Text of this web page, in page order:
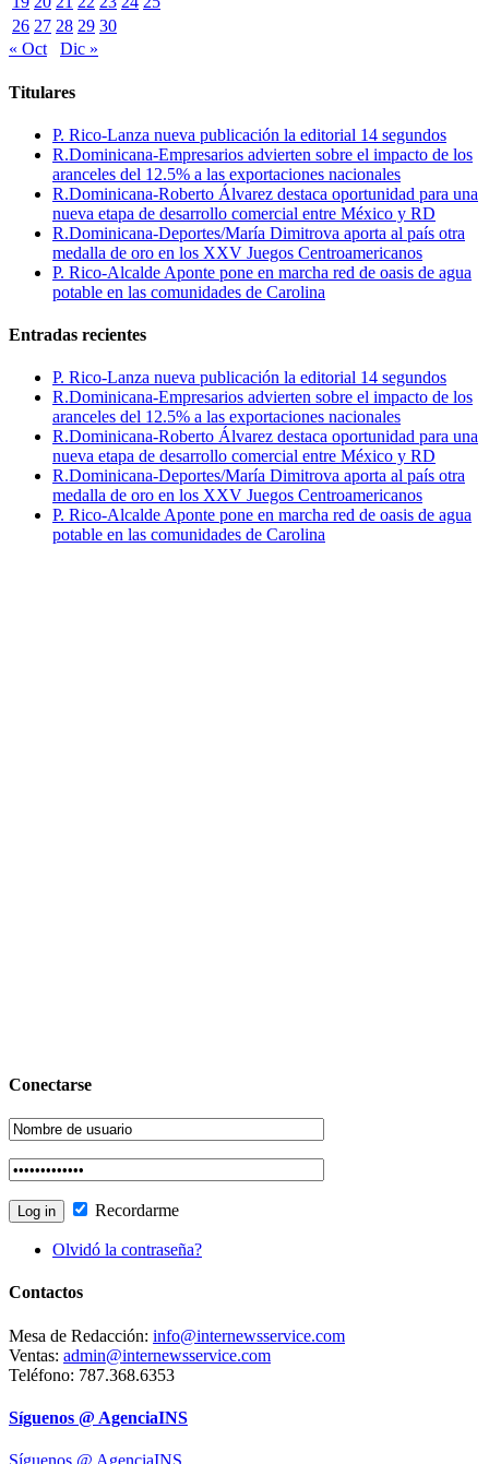
26 27 28 29 30
« Oct
Dic »
Titulares
P. Rico-Lanza nueva publicación la editorial 14 segundos
R.Dominicana-Empresarios advierten sobre el impacto de los
aranceles del 12.5% a las exportaciones nacionales
R.Dominicana-Roberto Álvarez destaca oportunidad para una
nueva etapa de desarrollo comercial entre México y RD
R.Dominicana-Deportes/María Dimitrova aporta al país otra
medalla de oro en los XXV Juegos Centroamericanos
P. Rico-Alcalde Aponte pone en marcha red de oasis de agua
potable en las comunidades de Carolina
Entradas recientes
P. Rico-Lanza nueva publicación la editorial 14 segundos
R.Dominicana-Empresarios advierten sobre el impacto de los
aranceles del 12.5% a las exportaciones nacionales
R.Dominicana-Roberto Álvarez destaca oportunidad para una
nueva etapa de desarrollo comercial entre México y RD
R.Dominicana-Deportes/María Dimitrova aporta al país otra
medalla de oro en los XXV Juegos Centroamericanos
P. Rico-Alcalde Aponte pone en marcha red de oasis de agua
potable en las comunidades de Carolina
Conectarse
Recordarme
Olvidó la contraseña?
Contactos
Mesa de Redacción: info@internewsservice.com
Ventas: admin@internewsservice.com
Teléfono: 787.368.6353
Síguenos @ AgenciaINS
Síguenos @ AgenciaINS